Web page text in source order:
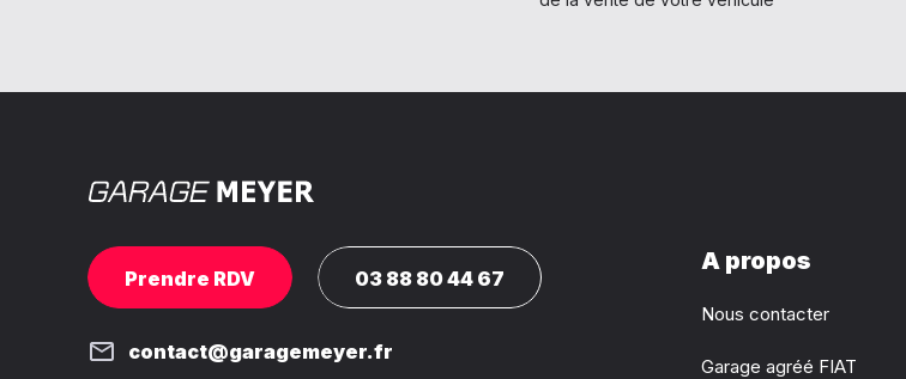
Prendre RDV 03 88 80 44 67
contact@garagemeyer.fr
A propos
Nous contacter
Garage agréé FIAT